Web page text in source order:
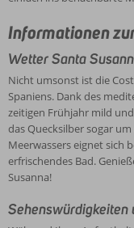
Informationen
Wetter Santa
Nicht umsonst ist die
Spaniens. Dank des
zeitigen Frühjahr mild
das Quecksilber sogar
Meerwassers eignet sich
erfrischendes Bad.
Susanna!
Sehenswürdigkeiten